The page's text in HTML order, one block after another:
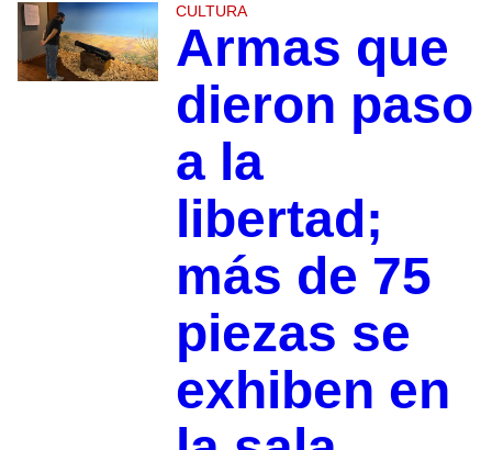
CULTURA
Armas que
dieron paso
a la
libertad;
más de 75
piezas se
exhiben en